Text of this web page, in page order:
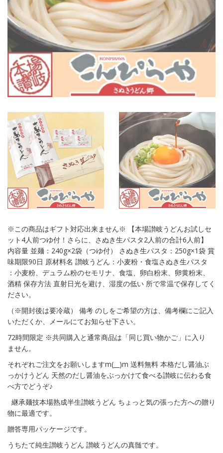
※この商品はギフト対応出来ません※ 【本場讃岐うどんお試しセ
ット4人前つゆ付！さらに、さぬき生パスタ2人前の合計6人前】
内容量 並麺：240g×2袋（つゆ付） さぬき生パスタ：250g×1袋 賞
味期限90日 原材料名 讃岐うどん：小麦粉・食塩さぬき生パスタ
：小麦粉、デュラム粉のセモリナ、食塩、卵白粉末、卵黄粉末、
酒精 保存方法 直射日光を避け、湿度の低い 所で常温で保存してく
ださい。
（※開封後は要冷蔵） 備考 のしをご希望の方は、備考欄にご記入
いただくか、メールにてお知らせ下さい。
72時間限定 ※共同購入と通常商品は「同じ買い物かご」に入り
ません。
それぞれご注文をお願いしますm(__)m 送料無料 本格だし醤油ぶ
っかけうどん 天然のだし醤油をぶっかけて食べる讃岐に伝わる食
べ方でどうぞ♪
継承麺技本場熟成半生讃岐うどん ちょっと気の張った方への贈り
物に最適です。
贈答専用パッケージです。
うちたて純生讃岐うどん 讃岐うどんの真髄です。